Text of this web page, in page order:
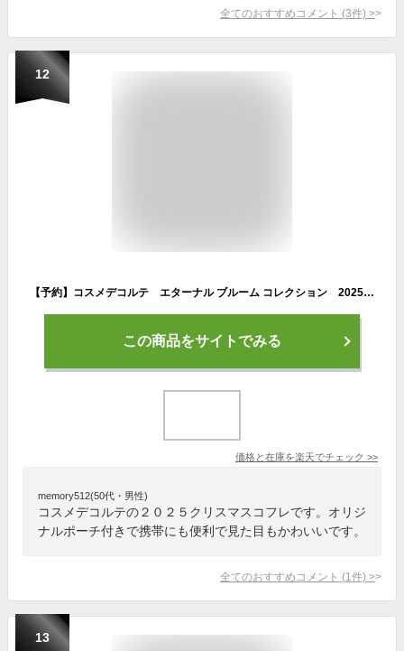
全てのおすすめコメント (3件) >
12
【予約】コスメデコルテ エターナル ブルーム コレクション 2025クリスマスコフレ 11月1日より順次発送 ギフト プレゼント クリスマス 彼女 家族
この商品をサイトでみる
価格と在庫を楽天でチェック >>
memory512(50代・男性)
コスメデコルテの２０２５クリスマスコフレです。オリジ
ナルポーチ付きで携帯にも便利で見た目もかわいいです。
全てのおすすめコメント (1 件) >
13